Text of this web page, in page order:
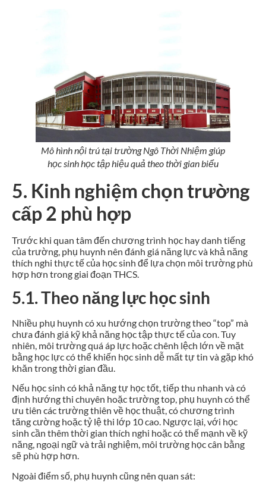
Mô hình nội trú tại trường Ngô Thời Nhiệm giúp
học sinh học tập hiệu quả theo thời gian biểu
5. Kinh nghiệm chọn trường
cấp 2 phù hợp
Trước khi quan tâm đến chương trình học hay danh tiếng
của trường, phụ huynh nên đánh giá năng lực và khả năng
thích nghi thực tế của học sinh để lựa chọn môi trường phù
hợp hơn trong giai đoạn THCS.
5.1. Theo năng lực học sinh
Nhiều phụ huynh có xu hướng chọn trường theo “top” mà
chưa đánh giá kỹ khả năng học tập thực tế của con. Tuy
nhiên, môi trường quá áp lực hoặc chênh lệch lớn về mặt
bằng học lực có thể khiến học sinh dễ mất tự tin và gặp khó
khăn trong thời gian đầu.
Nếu học sinh có khả năng tự học tốt, tiếp thu nhanh và có
định hướng thi chuyên hoặc trường top, phụ huynh có thể
ưu tiên các trường thiên về học thuật, có chương trình
tăng cường hoặc tỷ lệ thi lớp 10 cao. Ngược lại, với học
sinh cần thêm thời gian thích nghi hoặc có thế mạnh về kỹ
năng, ngoại ngữ và trải nghiệm, môi trường học cân bằng
sẽ phù hợp hơn.
Ngoài điểm số, phụ huynh cũng nên quan sát: